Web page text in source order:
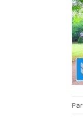
Par